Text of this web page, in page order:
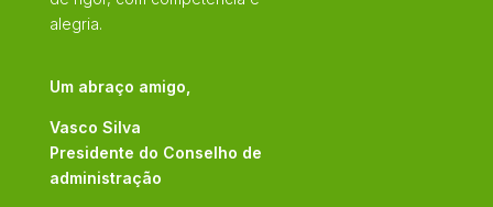
alegria.
Um abraço amigo,
Vasco Silva
Presidente do Conselho de
administração